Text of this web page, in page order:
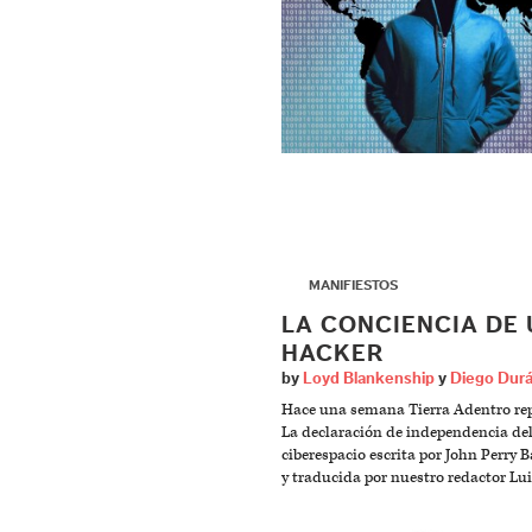
MANIFIESTOS
LA CONCIENCIA DE
HACKER
by Loyd Blankenship y Diego
Hace una semana Tierra Adentro
La declaración de independencia del
ciberespacio escrita por John Perry
y traducida por nuestro redactor